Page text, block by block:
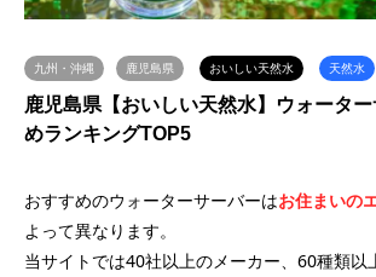
九州・沖縄 鹿児島県 おいしい天然水 天然水
鹿児島県【おいしい天然水】ウォータ
めランキングTOP5
おすすめのウォーターサーバーはお住まいの
よって異なります。
当サイトでは40社以上のメーカー、60種類以